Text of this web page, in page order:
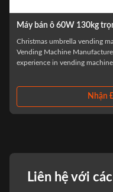
tổng với màn hình
shirt vending -Sindron – A
has more than 10 years
,is constantly applying
Liên hệ với